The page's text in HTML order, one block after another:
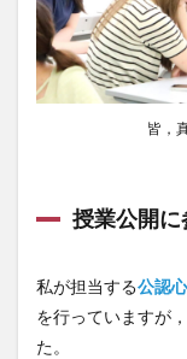
皆，
授業公開に
私が担当する公認
を行っていますが
た。